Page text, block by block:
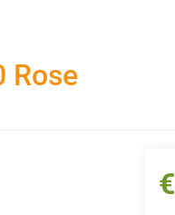
Rose
€